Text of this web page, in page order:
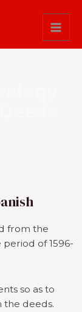
from the
of 1596-
so as to
the deeds.